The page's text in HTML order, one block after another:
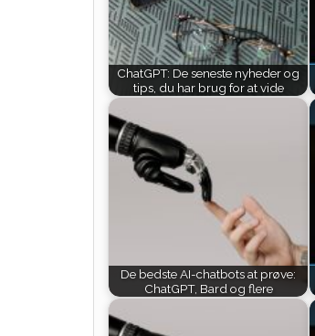
ChatGPT: De seneste nyheder og
tips, du har brug for at vide
De bedste AI-chatbots at prøve:
ChatGPT, Bard og flere